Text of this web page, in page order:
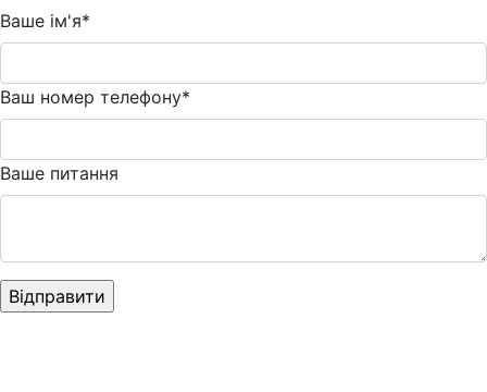
Ваше ім'я*
Ваш номер телефону*
Ваше питання